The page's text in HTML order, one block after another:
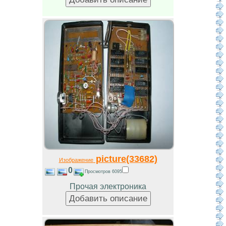
Изображениеpicture(33682)
0 Просмотров 6095
Прочая электроника